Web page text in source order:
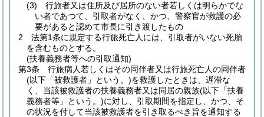
(3)
行旅者又は住所及び居所のない者若しくは明らかでな
い者であつて、引取者がなく、かつ、警察官が救護の必
要があると認めて市長に引き渡したもの
2
法第1条に規定する行旅死亡人には、引取者がいない死胎
を含むものとする。
(扶養義務者等への引取通知)
第3条
行旅病人若しくはその同伴者又は行旅死亡人の同伴者
(以下「被救護者」という。)を救護したときは、遅滞な
く、当該被救護者の扶養義務者又は同居の親族(以下「扶養
義務者等」という。)に対し、引取期間を指定し、かつ、そ
の状況を付して当該被救護者を引き取るべき旨を通知する